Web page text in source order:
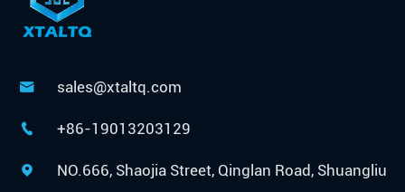
 sales@xtaltq.com
 +86-19013203129
 NO.666, Shaojia Street, Qinglan Road, Shuangliu